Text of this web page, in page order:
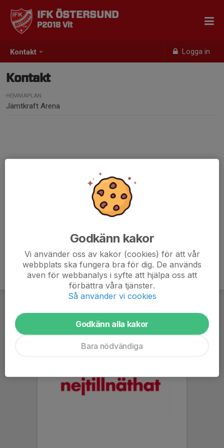
Kontakt Logga in
IFK ÖSTERSUND
P2018 Vit
Kontakt
HEMMAPLAN
Jämtkraft Arena
Godkänn kakor
Vi använder oss av kakor (cookies) för att vår
webbplats ska fungera bra för dig. De används
även för webbanalys i syfte att hjälpa oss att
förbättra våra tjänster.
Så använder vi cookies
Godkänn alla kakor
Bara nödvändiga